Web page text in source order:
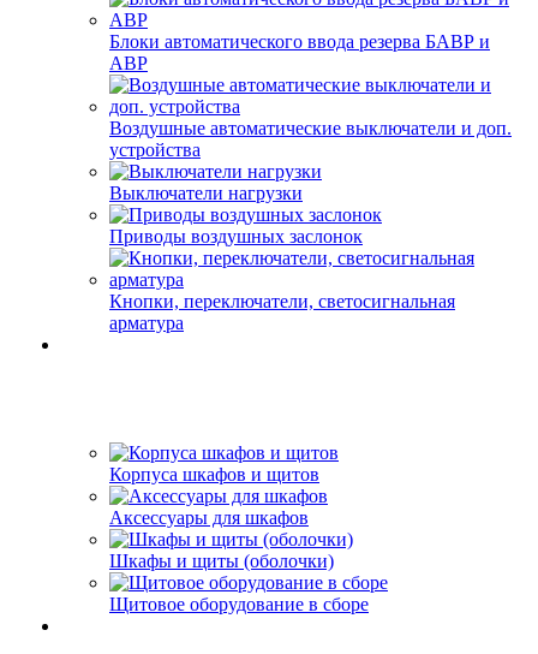
Блоки автоматического ввода резерва БАВР и
АВР
Воздушные автоматические выключатели и доп.
устройства
Выключатели нагрузки
Приводы воздушных заслонок
Кнопки, переключатели, светосигнальная
арматура
Корпуса шкафов и щитов
Аксессуары для шкафов
Шкафы и щиты (оболочки)
Щитовое оборудование в сборе